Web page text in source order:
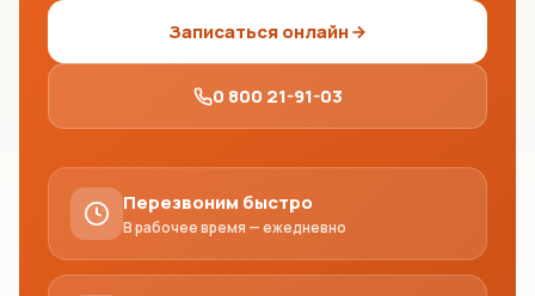
Записаться онлайн
0 800 21-91-03
Перезвоним быстро
В рабочее время — ежедневно